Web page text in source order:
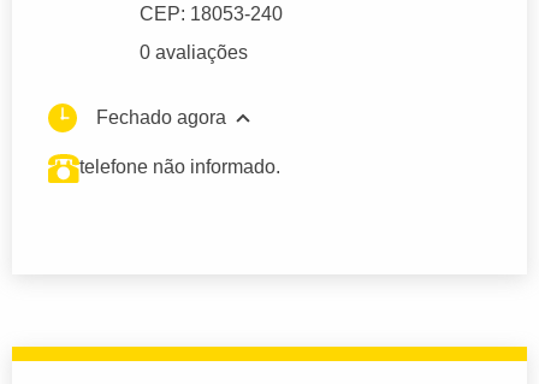
CEP: 18053-240
0 avaliações
Fechado agora
telefone não informado.